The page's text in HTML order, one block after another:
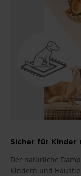
Sicher für Kinder
Der natürliche
Kindern und